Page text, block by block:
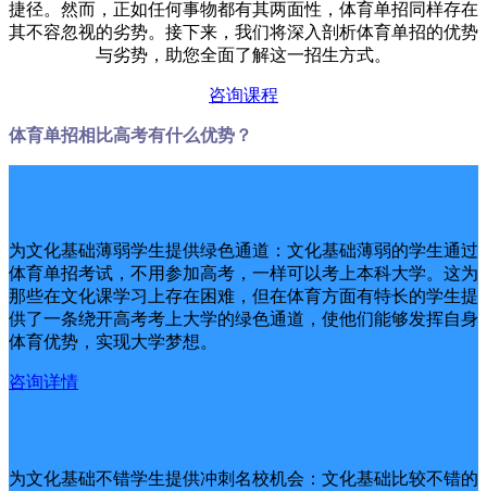
捷径。然而，正如任何事物都有其两面性，体育单招同样存在
其不容忽视的劣势。接下来，我们将深入剖析体育单招的优势
与劣势，助您全面了解这一招生方式。
咨询课程
体育单招相比高考有什么优势？
为文化基础薄弱学生提供绿色通道：文化基础薄弱的学生通过
体育单招考试，不用参加高考，一样可以考上本科大学。这为
那些在文化课学习上存在困难，但在体育方面有特长的学生提
供了一条绕开高考考上大学的绿色通道，使他们能够发挥自身
体育优势，实现大学梦想。
咨询详情
为文化基础不错学生提供冲刺名校机会：文化基础比较不错的